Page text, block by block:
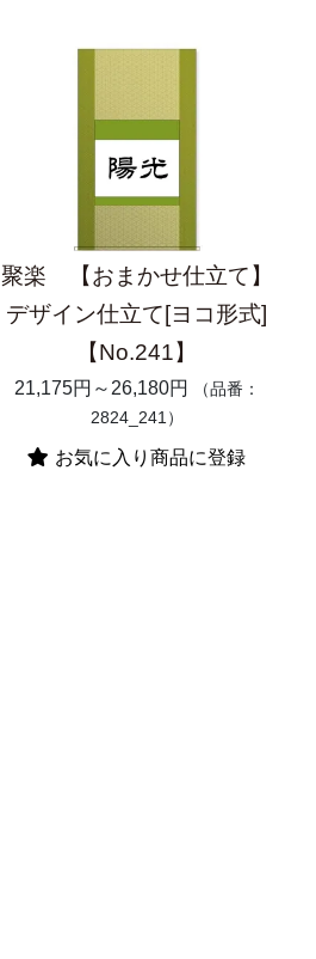
聚楽 【おまかせ仕立て】
デザイン仕立て[ヨコ形式]
【No.241】
21,175円～26,180円
（品番：
2824_241）
お気に入り商品に登録